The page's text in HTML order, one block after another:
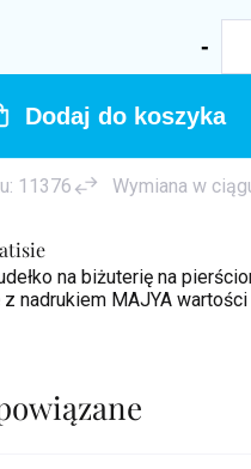
na biżuterię na
nadrukiem MAJYA wartości
Dodaj do koszyka
11376 Wymiana w